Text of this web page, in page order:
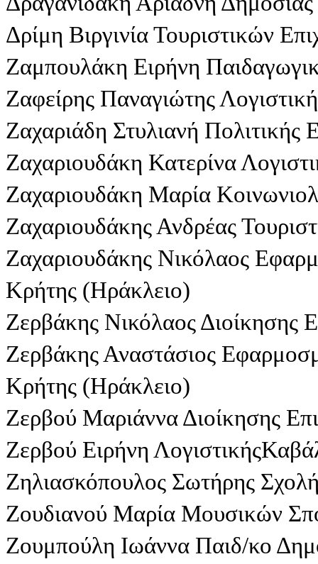
Δρίμη Βιργινία Τουριστικών
Ζαμπουλάκη Ειρήνη
Ζαφείρης Παναγιώτης
Ζαχαριάδη Στυλιανή
Ζαχαριουδάκη Κατερίνα
Ζαχαριουδάκη Μαρία
Ζαχαριουδάκης Ανδρέας
Ζαχαριουδάκης Νικόλαος
Κρήτης (Ηράκλειο)
Ζερβάκης Νικόλαος Διοίκησης
Ζερβάκης Αναστάσιος
Κρήτης (Ηράκλειο)
Ζερβού Μαριάννα Διοίκησης
Ζερβού Ειρήνη
Ζηλιασκόπουλος Σωτήρης
Ζουδιανού Μαρία Μουσικών
Ζουμπούλη Ιωάννα Παιδ/κο